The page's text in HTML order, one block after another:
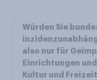
Würden Sie
also nur für
Einrichtungen
Kultur und